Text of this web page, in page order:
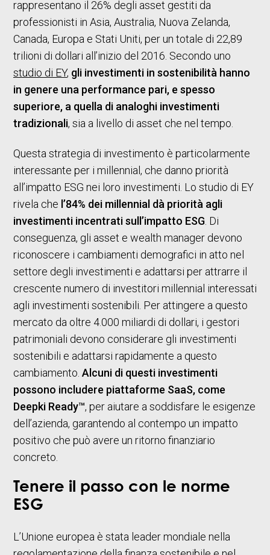
rappresentano il 26% degli asset gestiti da
professionisti in Asia, Australia, Nuova Zelanda,
Canada, Europa e Stati Uniti, per un totale di 22,89
trilioni di dollari all’inizio del 2016. Secondo uno
studio di EY, gli investimenti in sostenibilità hanno
in genere una performance pari, e spesso
superiore, a quella di analoghi investimenti
tradizionali, sia a livello di asset che nel tempo.
Questa strategia di investimento è particolarmente
interessante per i millennial, che danno priorità
all’impatto ESG nei loro investimenti. Lo studio di EY
rivela che l’84% dei millennial dà priorità agli
investimenti incentrati sull’impatto ESG . Di
conseguenza, gli asset e wealth manager devono
riconoscere i cambiamenti demografici in atto nel
settore degli investimenti e adattarsi per attrarre il
crescente numero di investitori millennial interessati
agli investimenti sostenibili. Per attingere a questo
mercato da oltre 4.000 miliardi di dollari, i gestori
patrimoniali devono considerare gli investimenti
sostenibili e adattarsi rapidamente a questo
cambiamento. Alcuni di questi investimenti
possono includere piattaforme SaaS, come
Deepki Ready™, per aiutare a soddisfare le esigenze
dell’azienda, garantendo al contempo un impatto
positivo che può avere un ritorno finanziario
concreto.
Tenere il passo con le norme
ESG
L’Unione europea è stata leader mondiale nella